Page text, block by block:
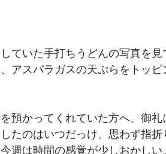
ていた手打ちうどんの写真を見
アスパラガスの天ぷらをトッ
預かってくれていた方へ、御
たのはいつだっけ。思わず指
週は時間の感覚が少しおかしい